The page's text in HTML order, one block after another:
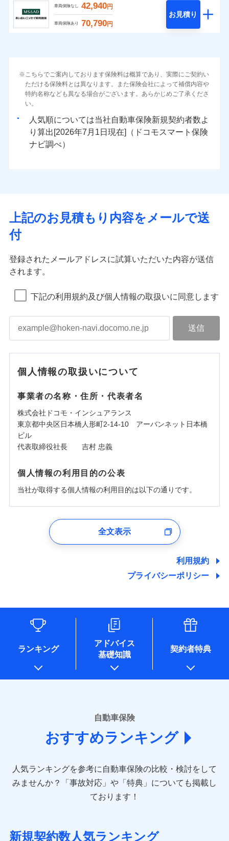
車両保険なし 42,940円
車両保険あり 70,790円
お見積り
こちらでご案内しております保険料は概算であり、実際にご契約い
ただける保険料とは異なります。また保険会社によって補償内容や
特約名称なども異なる場合がございます。あらかじめご了承くださ
い。
人気順については当社
新規契約者数よ
り算出[
年 月
日現在]（ドコモスマート保険
ナビ調べ）
上記のお見積もり内容をメールで送
付
登録されたメールアドレスに試算いただいた内容が送信
されます。
下記の利用規約及び個人情報の取扱いに同意します
個人情報の取扱いについて
事業者の名称・住所・代表者名
株式会社ドコモ・インシュアランス
東京都中央区日本橋人形町2-14-10 アーバンネット日本橋
ビル
代表取締役社長 吉村 忠義
個人情報の利用目的の公表
当社が取得する個人情報の利用目的は以下の通りです。
ユーザー登録受付および、管理のため
しくは委託を受けている保険会社・提携会社の保険その他に
関する情報を提供し、金融商品等の契約を勧奨するため、ま
た維持管理等の委託業務遂行のため、またそれらに付帯、関
情報を取引のある他の保険会社の商品・サービスをご提案す
るために利用させていただくことがあります。）
各種セミナーの開催のため
コンサルティングサービスの実施のため
アンケートやキャンペーン等の実施のため
上記に係る案内・手続き・管理等付帯業務を行うため
* 当社が委託を受けている保険会社の情報は、保険会社のホ
ームページに掲載しておりますので、ご確認ください。
あいおいニッセイ同和損害保険株式会社
(https://www.aioinissaydowa.co.jp/)
アクサ損害保険株式会社 (https://www.axa-
direct.co.jp/)
sompo.co.jp/)
東京海上ダイレクト損害保険株式会社 (https://www.e-
AIG損害保険株式会社 (https://www.aig.co.jp/sonpo)
ジェイアイ傷害火災保険株式会社
全文表示
利用規約
プライバシーポリシー
ランキング
アドバイス
基礎知識
契約者特典
自動車保険
おすすめランキング
人気ランキングを参考に自動車保険の比較・検討をして
みませんか？
「事故対応」や「特典」についても掲載し
ております！
新規契約数人気ランキング